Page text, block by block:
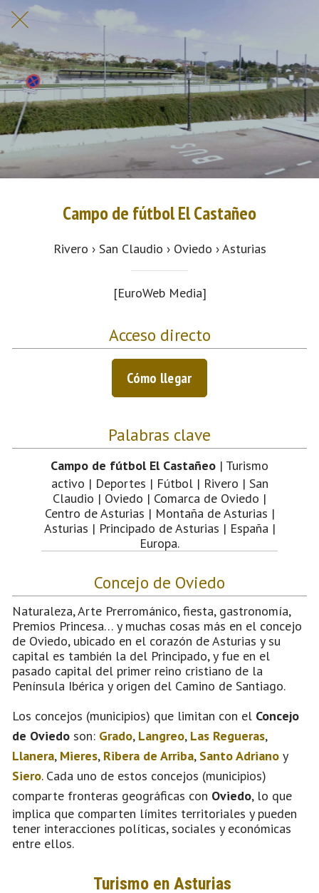
Campo de fútbol El Castañeo
Rivero › San Claudio › Oviedo › Asturias
[EuroWeb Media]
Acceso directo
Cómo llegar
Palabras clave
Campo de fútbol El Castañeo | Turismo
activo | Deportes | Fútbol | Rivero | San
Claudio | Oviedo | Comarca de Oviedo |
Centro de Asturias | Montaña de Asturias |
Asturias | Principado de Asturias | España |
Europa.
Concejo de Oviedo
Naturaleza, Arte Prerrománico, fiesta, gastronomía,
Premios Princesa… y muchas cosas más en el concejo
de Oviedo, ubicado en el corazón de Asturias y su
capital es también la del Principado, y fue en el
pasado capital del primer reino cristiano de la
Península Ibérica y origen del Camino de Santiago.
Los concejos (municipios) que limitan con el Concejo
de Oviedo son: Grado, Langreo, Las Regueras,
Llanera, Mieres, Ribera de Arriba, Santo Adriano y
Siero. Cada uno de estos concejos (municipios)
comparte fronteras geográficas con Oviedo, lo que
implica que comparten límites territoriales y pueden
tener interacciones políticas, sociales y económicas
entre ellos.